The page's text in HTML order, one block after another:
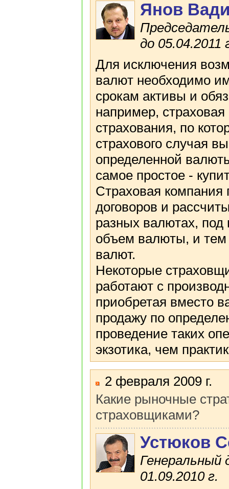
Янов
до 05.04.2011
Для исключения
валют необходимо
срокам активы и
например,
страхования, по
страхового случая
определенной
самое простое -
Страховая
договоров и
разных валютах,
объем валюты, и
валют.
Некоторые
работают с
приобретая вместо
продажу по
проведение таких
экзотика, чем
2 февраля 2009 г.
Какие рыночные
страховщиками?
Устюков
01.09.2010 г.